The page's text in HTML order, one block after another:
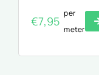
€7,95
per
meter